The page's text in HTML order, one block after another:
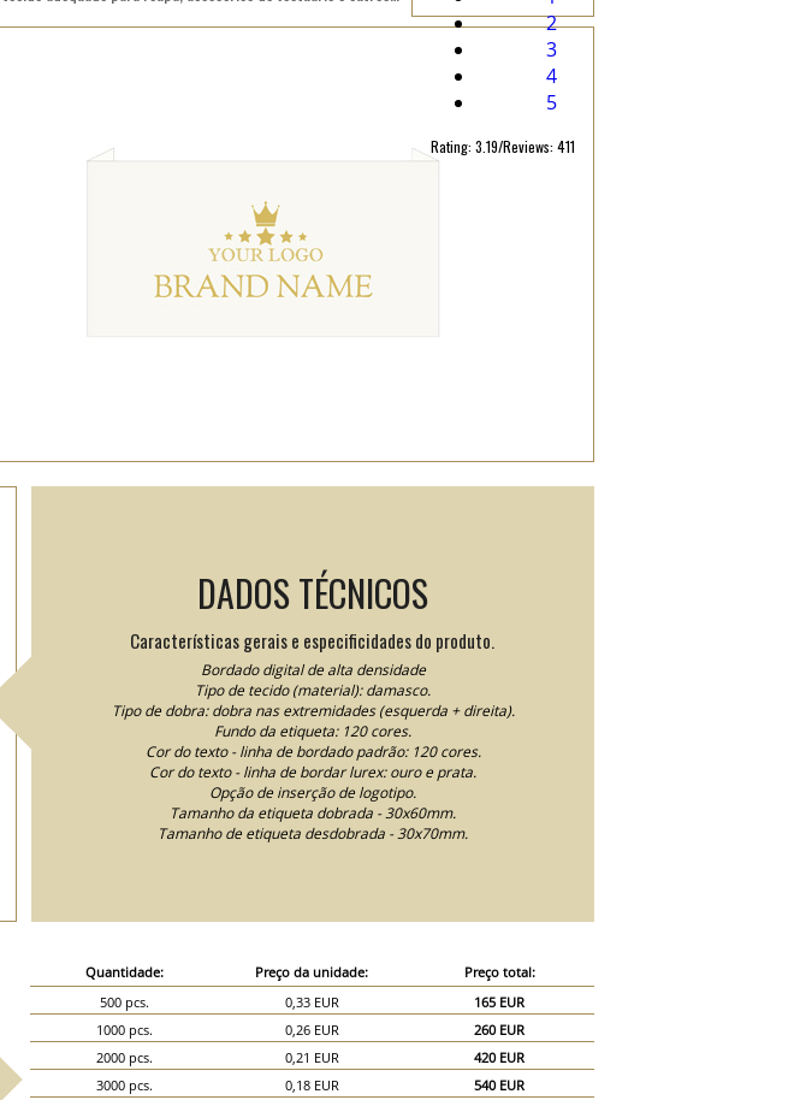
2
3
4
5
Rating: 3.19/Reviews: 411
DADOS TÉCNICOS
Características gerais e especificidades do produto.
Bordado digital de alta densidade
Tipo de tecido (material): damasco.
Tipo de dobra: dobra nas extremidades (esquerda + direita).
Fundo da etiqueta: 120 cores.
Cor do texto - linha de bordado padrão: 120 cores.
Cor do texto - linha de bordar lurex: ouro e prata.
Opção de inserção de logotipo.
Tamanho da etiqueta dobrada - 30x60mm.
Tamanho de etiqueta desdobrada - 30x70mm.
Quantidade: Preço da unidade:
Preço total:
500 pcs.
0,33 EUR
165 EUR
1000 pcs.
0,26 EUR
260 EUR
2000 pcs.
0,21 EUR
420 EUR
3000 pcs.
0,18 EUR
540 EUR